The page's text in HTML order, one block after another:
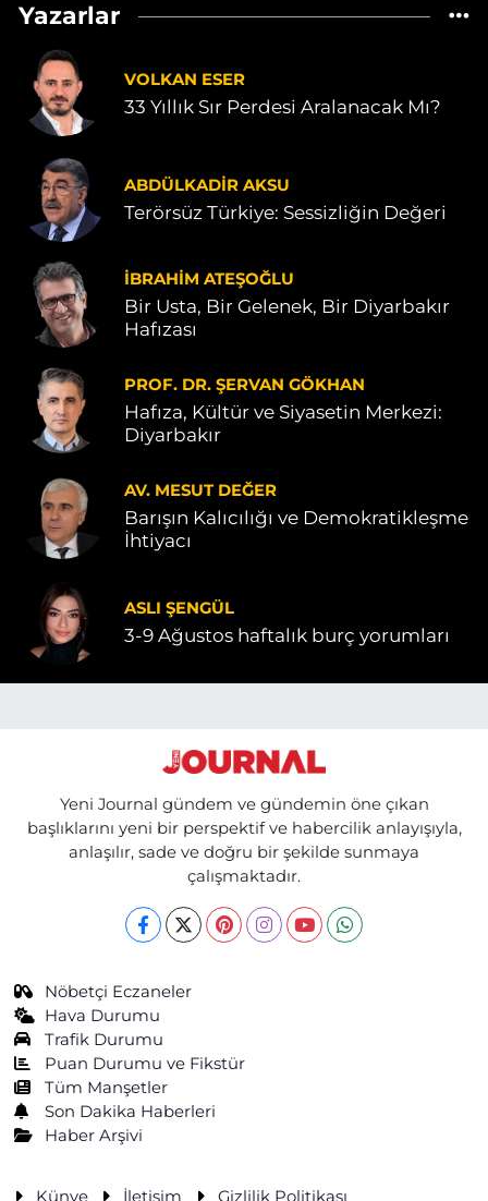
Yazarlar
VOLKAN ESER
33 Yıllık Sır Perdesi Aralanacak Mı?
ABDÜLKADIR AKSU
Terörsüz Türkiye: Sessizliğin Değeri
İBRAHIM ATEŞOĞLU
Bir Usta, Bir Gelenek, Bir Diyarbakır
Hafızası
PROF. DR. ŞERVAN GÖKHAN
Hafıza, Kültür ve Siyasetin Merkezi:
Diyarbakır
AV. MESUT DEĞER
Barışın Kalıcılığı ve Demokratikleşme
İhtiyacı
ASLI ŞENGÜL
3-9 Ağustos haftalık burç yorumları
Yeni Journal gündem ve gündemin öne çıkan
başlıklarını yeni bir perspektif ve habercilik anlayışıyla,
anlaşılır, sade ve doğru bir şekilde sunmaya
çalışmaktadır.
Nöbetçi Eczaneler
Hava Durumu
Trafik Durumu
Puan Durumu ve Fikstür
Tüm Manşetler
Son Dakika Haberleri
Haber Arşivi
Künye İletişim Gizlilik Politikası